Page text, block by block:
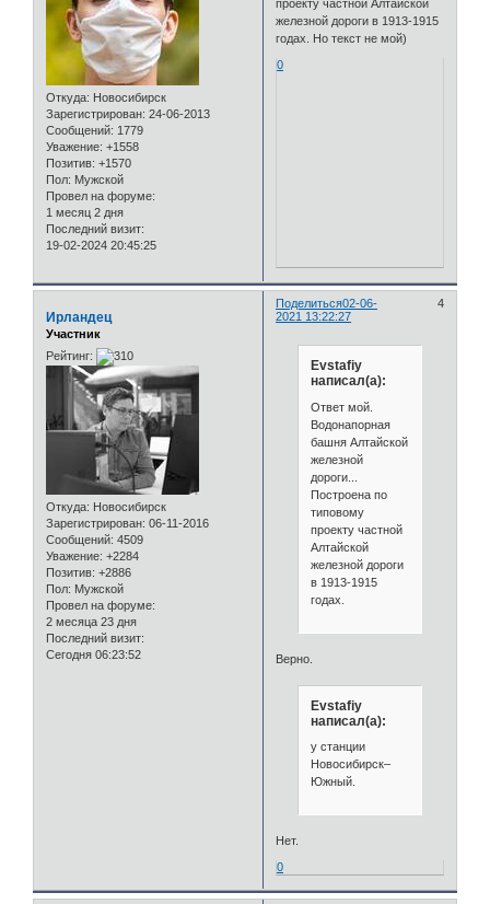
Откуда: Новосибирск
Зарегистрирован: 24-06-2013
Сообщений: 1779
Уважение: +1558
Позитив: +1570
Пол: Мужской
Провел на форуме:
1 месяц 2 дня
Последний визит:
19-02-2024 20:45:25
проекту частной Алтайской
железной дороги в 1913-1915
годах. Но текст не мой)
0
Поделиться 4
02-06-
2021 13:22:27
Ирландец
Участник
Рейтинг:
Откуда: Новосибирск
Зарегистрирован: 06-11-2016
Сообщений: 4509
Уважение: +2284
Позитив: +2886
Пол: Мужской
Провел на форуме:
2 месяца 23 дня
Последний визит:
Сегодня 06:23:52
Evstafiy
написал(а):
Ответ мой.
Водонапорная
башня Алтайской
железной
дороги...
Построена по
типовому
проекту частной
Алтайской
железной дороги
в 1913-1915
годах.
Верно.
Evstafiy
написал(а):
у станции
Новосибирск–
Южный.
Нет.
0